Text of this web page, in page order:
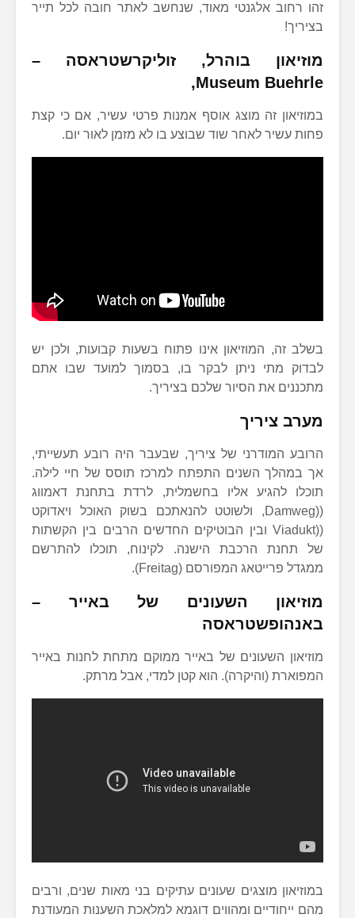
זהו רחוב אלגנטי מאוד, שנחשב לאתר חובה לכל תייר
בציריך!
מוזיאון בוהרל, זוליקרשטראסה –
Museum Buehrle,
במוזיאון זה מוצג אוסף אמנות פרטי עשיר, אם כי קצת
פחות עשיר לאחר שוד שבוצע בו לא מזמן לאור יום.
בשלב זה, המוזיאון אינו פתוח בשעות קבועות, ולכן יש
לבדוק מתי ניתן לבקר בו, בסמוך למועד שבו אתם
מתכננים את הסיור שלכם בציריך.
מערב ציריך
הרובע המודרני של ציריך, שבעבר היה רובע תעשייתי,
אך במהלך השנים התפתח למרכז תוסס של חיי לילה.
תוכלו להגיע אליו בחשמלית, לרדת בתחנת דאמווג
((Damweg, ולשוטט להנאתכם בשוק האוכל ויאדוקט
((Viadukt ובין הבוטיקים החדשים הרבים בין הקשתות
של תחנת הרכבת הישנה. לקינוח, תוכלו להתרשם
ממגדל פרייטאג המפורסם (Freitag).
מוזיאון השעונים של באייר –
באנהופשטראסה
מוזיאון השעונים של באייר ממוקם מתחת לחנות באייר
המפוארת (והיקרה). הוא קטן למדי, אבל מרתק.
במוזיאון מוצגים שעונים עתיקים בני מאות שנים, ורבים
מהם ייחודיים ומהווים דוגמא למלאכת השענות המעודנת